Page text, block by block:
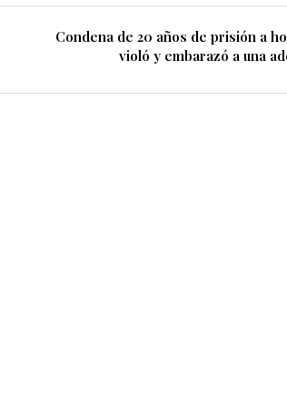
Condena de 20 años de prisión a
violó y embarazó a una